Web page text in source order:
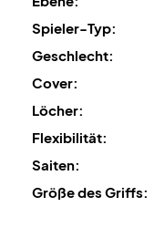
Spieler-Typ:
Geschlecht:
Cover:
Löcher:
Flexibilität:
Saiten:
Größe des Griffs: